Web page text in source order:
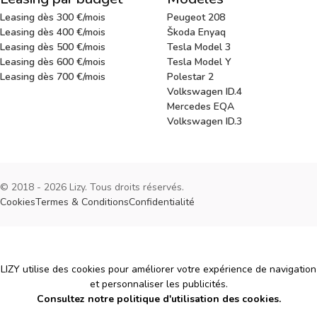
Leasing dès 300 €/mois
Leasing dès 400 €/mois
Leasing dès 500 €/mois
Leasing dès 600 €/mois
Leasing dès 700 €/mois
Peugeot 208
Škoda Enyaq
Tesla Model 3
Tesla Model Y
Polestar 2
Volkswagen ID.4
Mercedes EQA
Volkswagen ID.3
© 2018 - 2026 Lizy. Tous droits réservés.
CookiesTermes & ConditionsConfidentialité
Cookies
LIZY utilise des cookies pour améliorer votre expérience de navigation
et personnaliser les publicités.
Consultez notre politique d'utilisation des cookies.